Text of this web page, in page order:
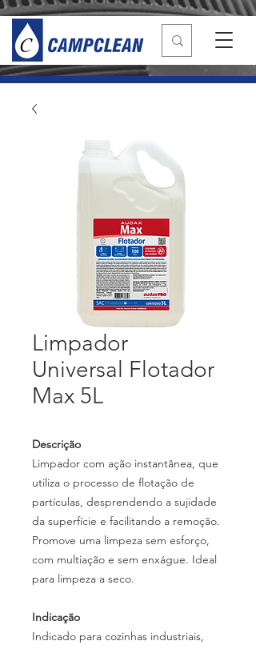
Limpador
Universal Flotador
Max 5L
Descrição
Limpador com ação instantânea, que
utiliza o processo de flotação de
partículas, desprendendo a sujidade
da superfície e facilitando a remoção.
Promove uma limpeza sem esforço,
com multiação e sem enxágue. Ideal
para limpeza a seco.
Indicação
Indicado para cozinhas industriais,